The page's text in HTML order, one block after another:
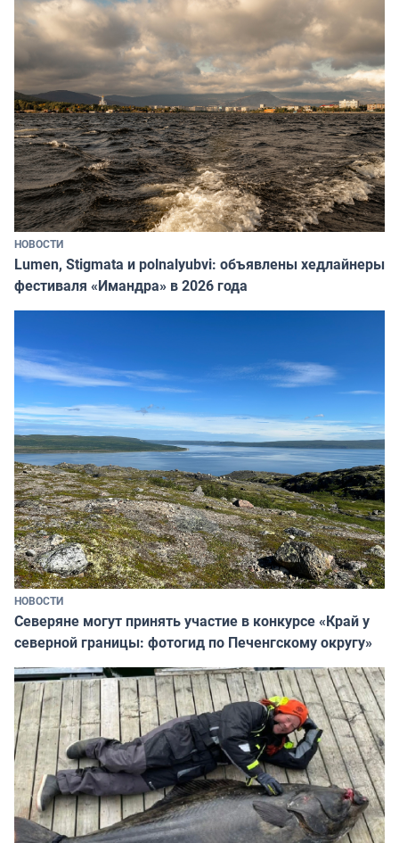
НОВОСТИ
Lumen, Stigmata и polnalyubvi: объявлены хедлайнеры
фестиваля «Имандра» в 2026 года
НОВОСТИ
Северяне могут принять участие в конкурсе «Край у
северной границы: фотогид по Печенгскому округу»